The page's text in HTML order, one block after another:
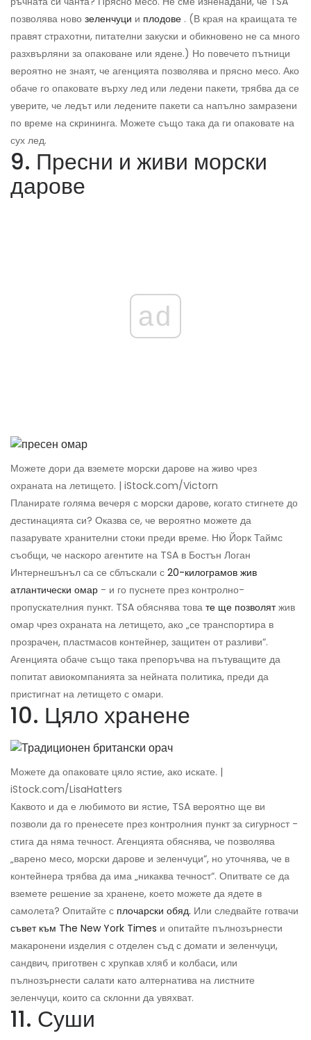
позволява ново зеленчуци и плодове . (В края на краищата те
правят страхотни, питателни закуски и обикновено не са много
разхвърляни за опаковане или ядене.) Но повечето пътници
вероятно не знаят, че агенцията позволява и прясно месо. Ако
обаче го опаковате върху лед или ледени пакети, трябва да се
уверите, че ледът или ледените пакети са напълно замразени
по време на скрининга. Можете също така да ги опаковате на
сух лед.
9. Пресни и живи морски
дарове
ad
Можете дори да вземете морски дарове на живо чрез
охраната на летището. | iStock.com/Victorn
Планирате голяма вечеря с морски дарове, когато стигнете до
дестинацията си? Оказва се, че вероятно можете да
пазарувате хранителни стоки преди време. Ню Йорк Таймс
съобщи, че наскоро агентите на TSA в Бостън Логан
Интернешънъл са се сблъскали с 20-килограмов жив
атлантически омар - и го пуснете през контролно-
пропускателния пункт. TSA обяснява това те ще позволятжив
омар чрез охраната на летището, ако „се транспортира в
прозрачен, пластмасов контейнер, защитен от разливи“.
Агенцията обаче също така препоръчва на пътуващите да
попитат авиокомпанията за нейната политика, преди да
пристигнат на летището с омари.
10. Цяло хранене
Можете да опаковате цяло ястие, ако искате. |
iStock.com/LisaHatters
Каквото и да е любимото ви ястие, TSA вероятно ще ви
позволи да го пренесете през контролния пункт за сигурност -
стига да няма течност. Агенцията обяснява, че позволява
„варено месо, морски дарове и зеленчуци“, но уточнява, че в
контейнера трябва да има „никаква течност“. Опитвате се да
вземете решение за хранене, което можете да ядете в
самолета? Опитайте с плочарски обяд. Или следвайте готвачи
съвет към The New York Times и опитайте пълнозърнести
макаронени изделия с отделен съд с домати и зеленчуци,
сандвич, приготвен с хрупкав хляб и колбаси, или
пълнозърнести салати като алтернатива на листните
зеленчуци, които са склонни да увяхват.
11. Суши